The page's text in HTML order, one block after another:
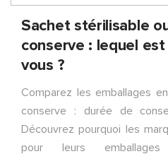
Sachet stérilisable
conserve : lequel
vous ?
Comparez les emballages
conserve : durée de
Découvrez pourquoi les
pour leurs emballages